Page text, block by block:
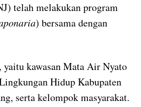
telah melakukan program
) bersama dengan
kawasan Mata Air Nyato
Hidup Kabupaten
serta kelompok masyarakat.